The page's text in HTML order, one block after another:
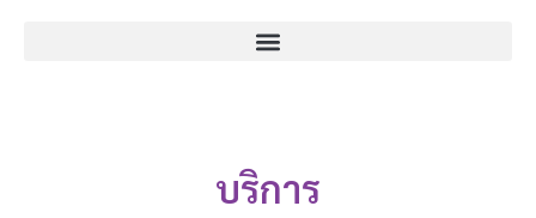
บริการ